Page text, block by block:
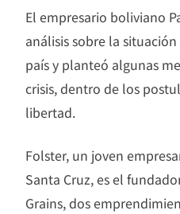
El empresario boliviano
análisis sobre la
país y planteó algunas
crisis, dentro de los
libertad.
Folster, un joven
Santa Cruz, es el
Grains, dos